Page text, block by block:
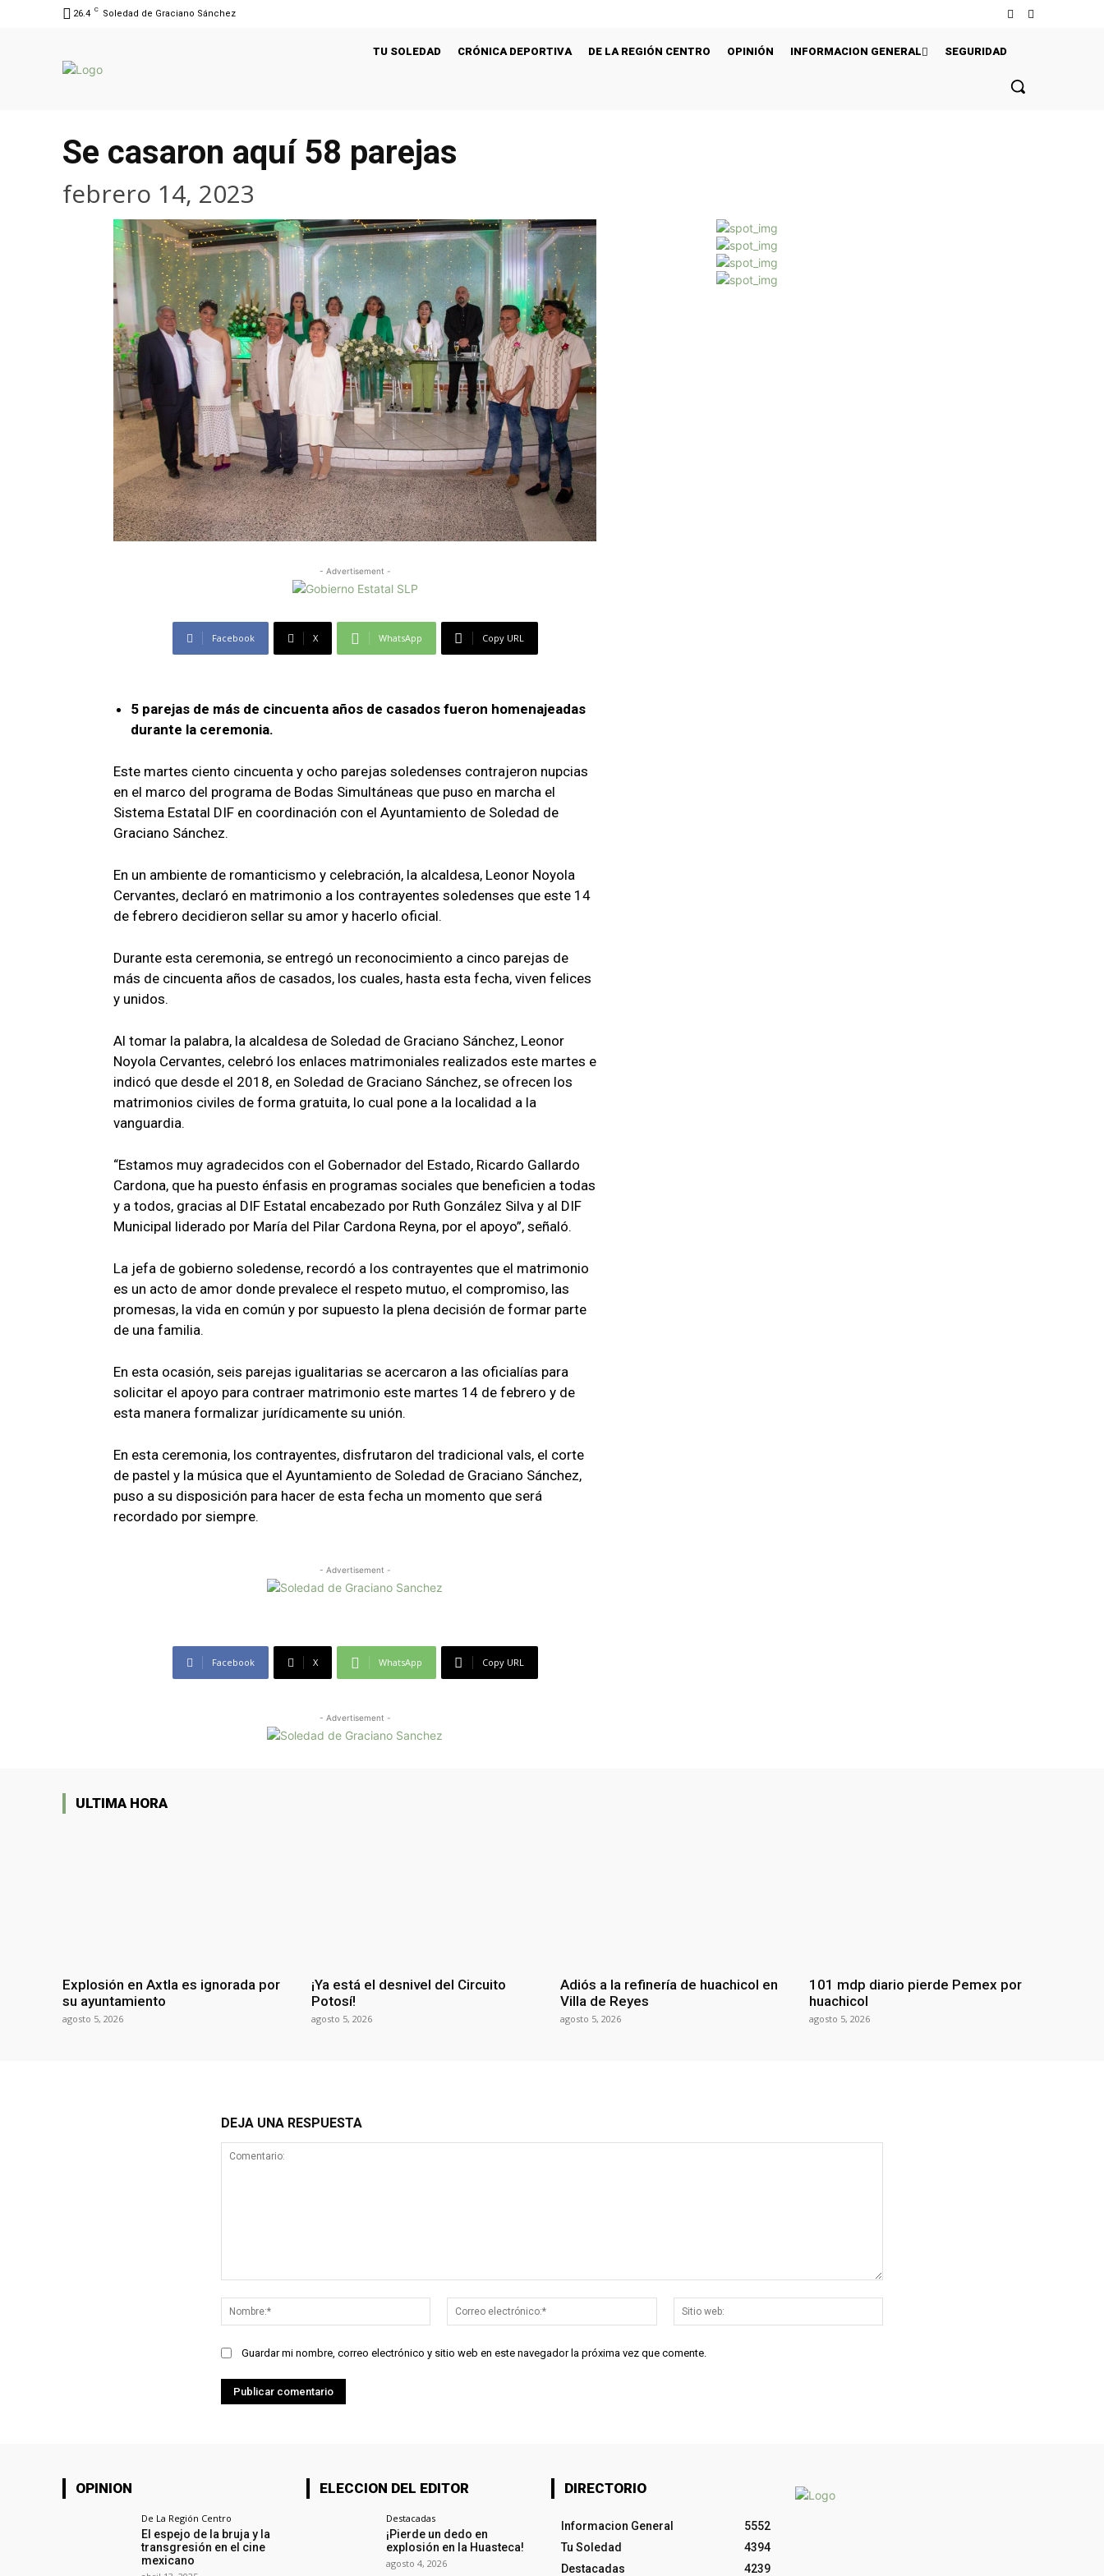
26.4 C Soledad de Graciano Sánchez
TU SOLEDAD CRÓNICA DEPORTIVA DE LA REGIÓN CENTRO OPINIÓN INFORMACION GENERAL SEGURIDAD
Se casaron aquí 58 parejas
febrero 14, 2023
- Advertisement -
Facebook X WhatsApp Copy URL
5 parejas de más de cincuenta años de casados fueron homenajeadas
durante la ceremonia.
Este martes ciento cincuenta y ocho parejas soledenses contrajeron nupcias
en el marco del programa de Bodas Simultáneas que puso en marcha el
Sistema Estatal DIF en coordinación con el Ayuntamiento de Soledad de
Graciano Sánchez.
En un ambiente de romanticismo y celebración, la alcaldesa, Leonor Noyola
Cervantes, declaró en matrimonio a los contrayentes soledenses que este 14
de febrero decidieron sellar su amor y hacerlo oficial.
Durante esta ceremonia, se entregó un reconocimiento a cinco parejas de
más de cincuenta años de casados, los cuales, hasta esta fecha, viven felices
y unidos.
Al tomar la palabra, la alcaldesa de Soledad de Graciano Sánchez, Leonor
Noyola Cervantes, celebró los enlaces matrimoniales realizados este martes e
indicó que desde el 2018, en Soledad de Graciano Sánchez, se ofrecen los
matrimonios civiles de forma gratuita, lo cual pone a la localidad a la
vanguardia.
“Estamos muy agradecidos con el Gobernador del Estado, Ricardo Gallardo
Cardona, que ha puesto énfasis en programas sociales que beneficien a todas
y a todos, gracias al DIF Estatal encabezado por Ruth González Silva y al DIF
Municipal liderado por María del Pilar Cardona Reyna, por el apoyo”, señaló.
La jefa de gobierno soledense, recordó a los contrayentes que el matrimonio
es un acto de amor donde prevalece el respeto mutuo, el compromiso, las
promesas, la vida en común y por supuesto la plena decisión de formar parte
de una familia.
En esta ocasión, seis parejas igualitarias se acercaron a las oficialías para
solicitar el apoyo para contraer matrimonio este martes 14 de febrero y de
esta manera formalizar jurídicamente su unión.
En esta ceremonia, los contrayentes, disfrutaron del tradicional vals, el corte
de pastel y la música que el Ayuntamiento de Soledad de Graciano Sánchez,
puso a su disposición para hacer de esta fecha un momento que será
recordado por siempre.
- Advertisement -
Facebook X WhatsApp Copy URL
- Advertisement -
ULTIMA HORA
Explosión en Axtla es ignorada por
su ayuntamiento
agosto 5, 2026
¡Ya está el desnivel del Circuito
Potosí!
agosto 5, 2026
Adiós a la refinería de huachicol en
Villa de Reyes
agosto 5, 2026
101 mdp diario pierde Pemex por
huachicol
agosto 5, 2026
DEJA UNA RESPUESTA
Nombre:*
Correo
electrónico:*
web:
Guardar mi nombre, correo electrónico y sitio web en este navegador la próxima vez que comente.
OPINION
De La Región Centro
El espejo de la bruja y la
transgresión en el cine
mexicano
ELECCION DEL EDITOR
Destacadas
¡Pierde un dedo en
explosión en la Huasteca!
agosto 4, 2026
DIRECTORIO
Informacion General
5552
Tu Soledad
4394
Destacadas
4239